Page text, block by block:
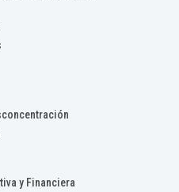
y Financiera